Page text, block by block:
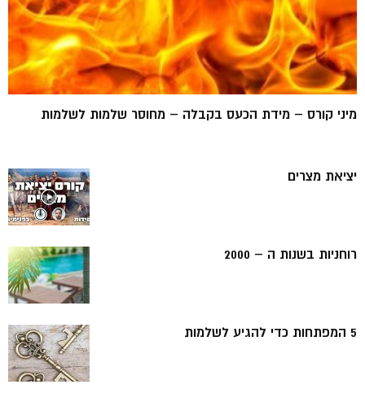
מיני קורס – מידת הכעס בקבלה – מחוסר שלמות לשלמות
יציאת מצרים
רוחניות בשנות ה – 2000
5 המפתחות כדי להגיע לשלמות